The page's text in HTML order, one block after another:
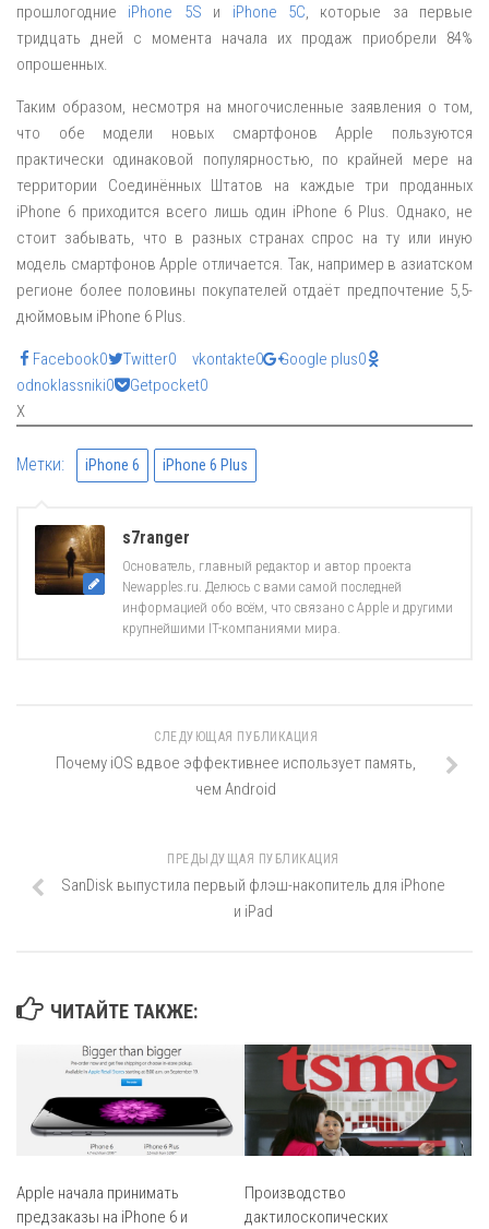
прошлогодние iPhone 5S и iPhone 5C , которые за первые
тридцать дней с момента начала их продаж приобрели 84%
опрошенных.
Таким образом, несмотря на многочисленные заявления о том,
что обе модели новых смартфонов Apple пользуются
практически одинаковой популярностью, по крайней мере на
территории Соединённых Штатов на каждые три проданных
iPhone 6 приходится всего лишь один iPhone 6 Plus. Однако, не
стоит забывать, что в разных странах спрос на ту или иную
модель смартфонов Apple отличается. Так, например в азиатском
регионе более половины покупателей отдаёт предпочтение 5,5-
дюймовым iPhone 6 Plus.
Facebook0 Twitter0 vkontakte0 Google plus0
odnoklassniki0 Getpocket0
X
Метки: iPhone 6 iPhone 6 Plus
s7ranger
Основатель, главный редактор и автор проекта
Newapples.ru. Делюсь с вами самой последней
информацией обо всём, что связано с Apple и другими
крупнейшими IT-компаниями мира.
СЛЕДУЮЩАЯ ПУБЛИКАЦИЯ
Почему iOS вдвое эффективнее использует память,
чем Android
ПРЕДЫДУЩАЯ ПУБЛИКАЦИЯ
SanDisk выпустила первый флэш-накопитель для iPhone
и iPad
ЧИТАЙТЕ ТАКЖЕ:
Apple начала принимать
предзаказы на iPhone 6 и
Производство
дактилоскопических